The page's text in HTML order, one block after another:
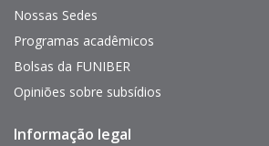
Nossas Sedes
Programas acadêmicos
Bolsas da FUNIBER
Opiniões sobre subsídios
Pie
Informação legal